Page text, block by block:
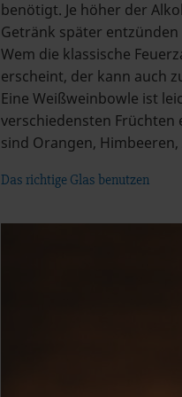
benötigt. Je höher der
Getränk später entzünden
Wem die klassische
erscheint, der kann auch
Eine Weißweinbowle ist
verschiedensten
sind Orangen,
Das richtige Glas benutzen